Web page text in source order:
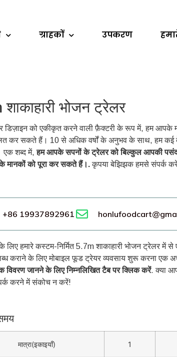
ग्राहकों उपकरण
भोजन ट्रेलर
डिज़ाइन को एकीकृत करने वाली फ़ैक्टरी के रूप में, हम आपके
कर सकते हैं। 10 से अधिक वर्षों के अनुभव के साथ, हम
एक शब्द में,हम आपके सपनों के ट्रेलर को बिल्कुल आपकी
को पूरा कर सकते हैं।.कृपया बेझिझक हमसे संपर्क
+86 19937892961
लिए हमारे कस्टम-निर्मित 5.7m शाकाहारी भोजन ट्रेलर में
कराने के लिए मोबाइल फूड ट्रेयर व्यवसाय शुरू करना एक
विवरण जानने के लिए निम्नलिखित टैब पर क्लिक करें. क्या
करने में संकोच न करें!
मात्रा(इकाइयाँ) 1